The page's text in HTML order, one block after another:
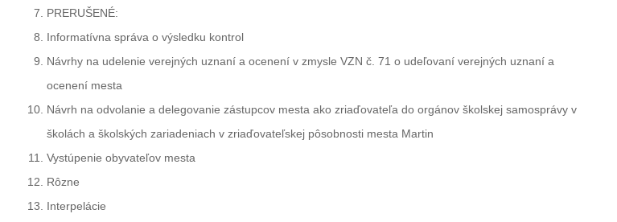
PRERUŠENÉ:
Informatívna správa o výsledku kontrol
Návrhy na udelenie verejných uznaní a ocenení v zmysle VZN č. 71 o udeľovaní verejných uznaní a
ocenení mesta
Návrh na odvolanie a delegovanie zástupcov mesta ako zriaďovateľa do orgánov školskej samosprávy v
školách a školských zariadeniach v zriaďovateľskej pôsobnosti mesta Martin
Vystúpenie obyvateľov mesta
Rôzne
Interpelácie